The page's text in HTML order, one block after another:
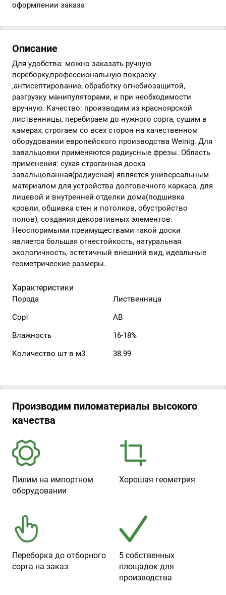
оформлении заказа
Описание
Для удобства: можно заказать ручную
переборку,профессиональную покраску
,антисептирование, обработку огнебиозащитой,
разгрузку манипуляторами, и при необходимости
вручную. Качество: производим из красноярской
лиственницы, перебираем до нужного сорта, сушим в
камерах, строгаем со всех сторон на качественном
оборудовании европейского производства Weinig. Для
завальцовки применяются радиусные фрезы. Область
применения: сухая строганная доска
завальцованная(радиусная) является универсальным
материалом для устройства долговечного каркаса, для
лицевой и внутренней отделки дома(подшивка
кровли, обшивка стен и потолков, обустройство
полов), создания декоративных элементов.
Неоспоримыми преимуществами такой доски
является большая огнестойкость, натуральная
экологичность, эстетичный внешний вид, идеальные
геометрические размеры.
Характеристики
Порода
Лиственница
Сорт
АВ
Влажность
16-18%
Количество шт в м3
38.99
Производим пиломатериалы высокого
качества
Пилим на импортном
оборудовании
Хорошая геометрия
Переборка до отборного
сорта на заказ
5 собственных
площадок для
производства